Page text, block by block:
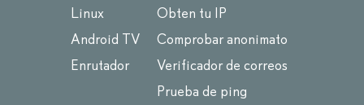
Linux
Android TV
Enrutador
Obten tu IP
Comprobar anonimato
Verificador de correos
Prueba de ping